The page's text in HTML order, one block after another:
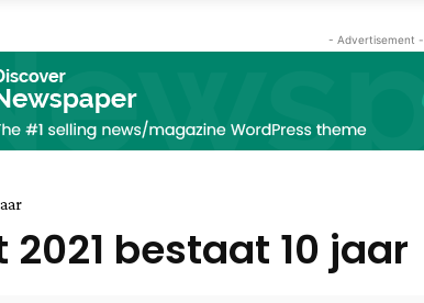
- Advertisement -
bestaat 10 jaar